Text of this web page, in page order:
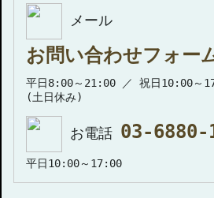
メール
お問い合わせフォー
平日8:00～21:00 ／ 祝日10:00～
(土日休み)
お電話 03-6880-
平日10:00～17:00